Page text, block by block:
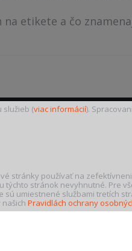
etikete a čo
služieb (viac informácií).
stránky používať na
stránok nevyhnutné. Pre
umiestnené službami tretích
Pravidlách ochrany